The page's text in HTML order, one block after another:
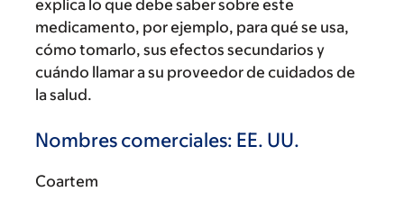
explica lo que debe saber sobre este
medicamento, por ejemplo, para qué se usa,
cómo tomarlo, sus efectos secundarios y
cuándo llamar a su proveedor de cuidados de
la salud.
Nombres comerciales: EE. UU.
Coartem